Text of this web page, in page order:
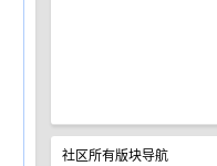
社区所有版块导航